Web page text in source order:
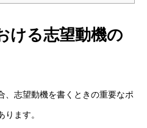
ける志望動機の
、志望動機を書くときの重要なポ
ます。